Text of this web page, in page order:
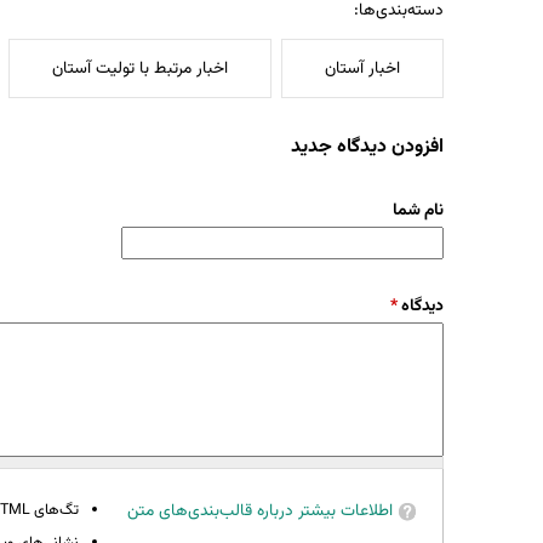
دسته‌بندی‌ها:
اخبار آستان اخبار مرتبط با تولیت آستان
افزودن دیدگاه جدید
نام شما
دیدگاه*
اطلاعات بیشتر درباره قالب‌بندی‌های متن
تگ‌های HTML مجاز نیستند.